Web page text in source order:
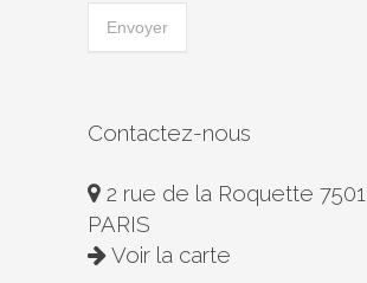
Contactez-nous
2 rue de la Roquette
PARIS
Voir la carte